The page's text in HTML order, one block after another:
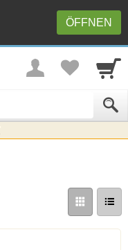
ÖFFNEN